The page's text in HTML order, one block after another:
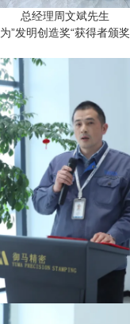
总经理周文斌先生
为”发明创造奖“获得者颁奖